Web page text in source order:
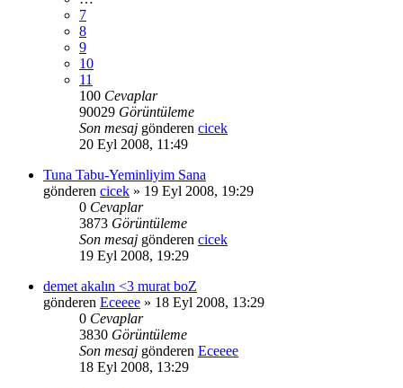
7
8
9
10
11
100 Cevaplar
90029 Görüntüleme
Son mesaj gönderen cicek
20 Eyl 2008, 11:49
Tuna Tabu-Yeminliyim Sana
gönderen cicek » 19 Eyl 2008, 19:29
0 Cevaplar
3873 Görüntüleme
Son mesaj gönderen cicek
19 Eyl 2008, 19:29
demet akalın <3 murat boZ
gönderen Eceeee » 18 Eyl 2008, 13:29
0 Cevaplar
3830 Görüntüleme
Son mesaj gönderen Eceeee
18 Eyl 2008, 13:29